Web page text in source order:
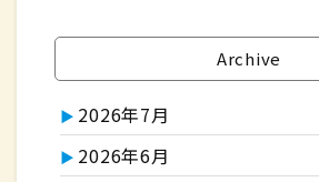
Archive
2026年7月
2026年6月